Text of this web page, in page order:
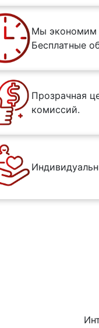
Мы экономим
Бесплатные
Прозрачная
комиссий.